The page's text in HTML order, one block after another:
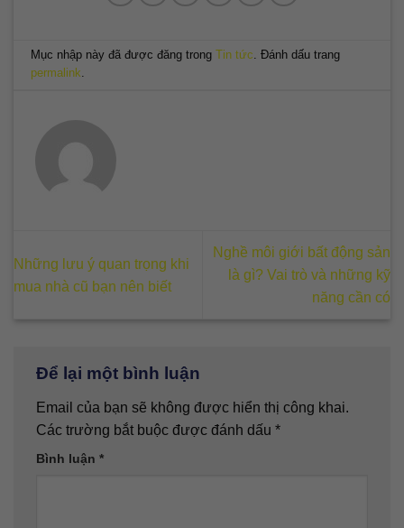
Mục nhập này đã được đăng trongTin tức. Đánh dấu trang
permalink.
Những lưu ý quan trọng khi
mua nhà cũ bạn nên biết
Nghề môi giới bất động sản
là gì? Vai trò và những kỹ
năng cần có
Để lại một bình luận
Email của bạn sẽ không được hiển thị công khai.
Các trường bắt buộc được đánh dấu *
Bình luận *